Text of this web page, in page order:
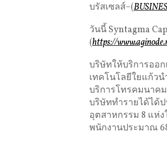
บรัสเซลส์–(
วันนี้ Syntagma
(https://
บริษัทให้บริการออ
เทคโนโลยีใยแก้ว
บริการโทรคมนาค
บริษัททำรายได้ได้
อุตสาหกรรม 8 แห่ง
พนักงานประมาณ